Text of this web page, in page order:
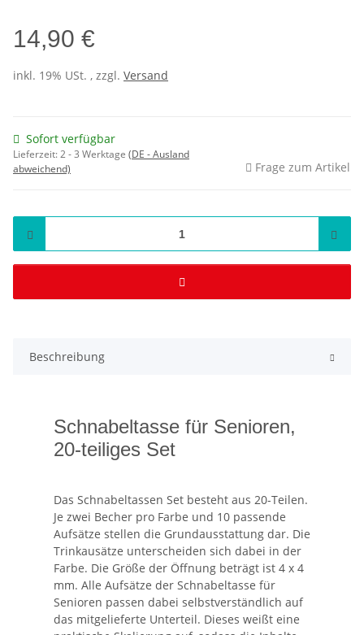
14,90 €
inkl. 19% USt. , zzgl. Versand
Sofort verfügbar
Lieferzeit:2 - 3 Werktage (DE - Ausland
abweichend)
Frage zum Artikel
Beschreibung
Schnabeltasse für Senioren,
20-teiliges Set
Das Schnabeltassen Set besteht aus 20-Teilen.
Je zwei Becher pro Farbe und 10 passende
Aufsätze stellen die Grundausstattung dar. Die
Trinkausätze unterscheiden sich dabei in der
Farbe. Die Größe der Öffnung beträgt ist 4 x 4
mm. Alle Aufsätze der Schnabeltasse für
Senioren passen dabei selbstverständlich auf
das mitgelieferte Unterteil. Dieses weißt eine